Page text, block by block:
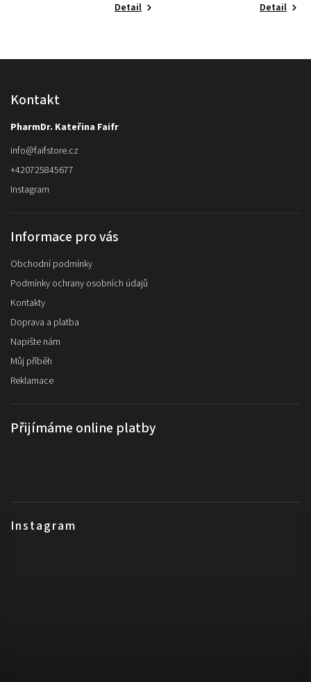
Detail Detail
Instagram
Kontakt
PharmDr. Kateřina Faifr
info@faifstore.cz
+420725845677
Instagram
Informace pro vás
Obchodní podmínky
Podmínky ochrany osobních údajů
Kontakty
Doprava a platba
Napište nám
Můj příběh
Reklamace
Přijímáme online platby